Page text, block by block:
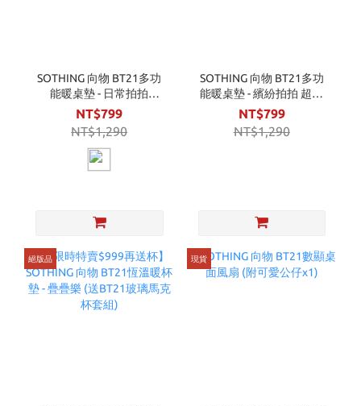
SOTHING 向物 BT21多功
能暖桌墊 - 日常拍拍
(80x32cm)
NT$799
NT$1,290
SOTHING 向物 BT21多功
能暖桌墊 - 繽紛拍拍 超大
滑鼠墊
NT$799
NT$1,290
絕版品 現貨